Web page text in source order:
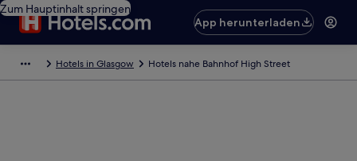
Zum Hauptinhalt springen
App herunterladen
Hotels in Glasgow Hotels nahe Bahnhof High Street